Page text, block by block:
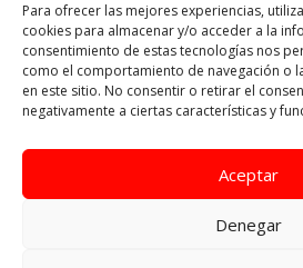
Para ofrecer las mejores experiencias,
cookies para almacenar y/o acceder a la
consentimiento de estas tecnologías nos
como el comportamiento de navegación o
en este sitio. No consentir o retirar el
negativamente a ciertas características y
Aceptar
Denegar
Beneficiario del
RAZÓN SOCIAL: Pablo
NIF: